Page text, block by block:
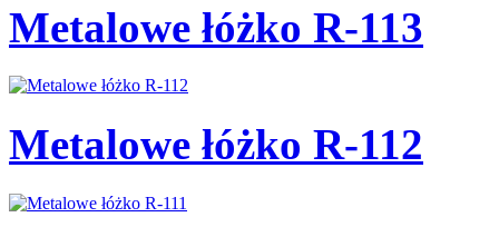
Metalowe łóżko R-113
Metalowe łóżko R-112